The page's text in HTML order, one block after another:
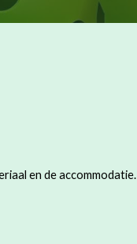
en de accommodatie.